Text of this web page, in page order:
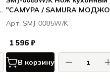
"САМУРА / SAMURA
MOJO" Шеф 200 мм, корроз.-
стойкая сталь,
бел.
Арт. SMJ-0085W/K
1 596 ₽
В корзину